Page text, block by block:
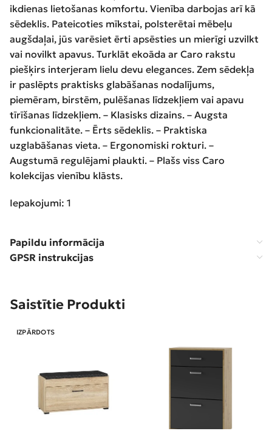
ikdienas lietošanas komfortu. Vienība darbojas arī kā
sēdeklis. Pateicoties mīkstai, polsterētai mēbeļu
augšdaļai, jūs varēsiet ērti apsēsties un mierīgi uzvilkt
vai novilkt apavus. Turklāt ekoāda ar Caro rakstu
piešķirs interjeram lielu devu elegances. Zem sēdekļa
ir paslēpts praktisks glabāšanas nodalījums,
piemēram, birstēm, pulēšanas līdzekļiem vai apavu
tīrīšanas līdzekļiem. – Klasisks dizains. – Augsta
funkcionalitāte. – Ērts sēdeklis. – Praktiska
uzglabāšanas vieta. – Ergonomiski rokturi. –
Augstumā regulējami plaukti. – Plašs viss Caro
kolekcijas vienību klāsts.
Iepakojumi: 1
Papildu informācija
GPSR instrukcijas
Saistītie Produkti
IZPĀRDOTS